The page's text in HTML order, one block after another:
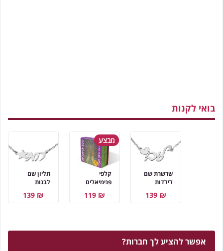
בואי לקנות
תליון שם
לבנות
₪ 139
מבצע
קלפי
פנימיאלים
₪ 119
שרשרת שם
לילדות
₪ 139
אפשר להציע לך חברות?